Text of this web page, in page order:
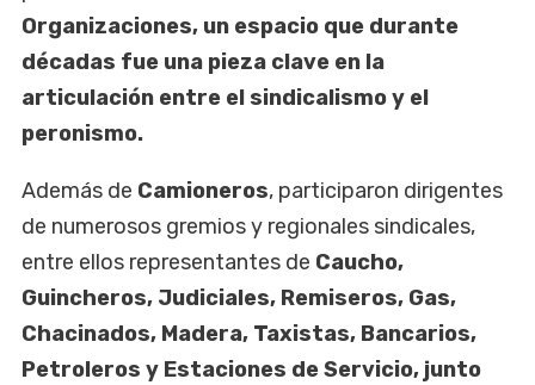
Organizaciones, un espacio que durante
décadas fue una pieza clave en la
articulación entre el sindicalismo y el
peronismo.
Además de Camioneros, participaron dirigentes
de numerosos gremios y regionales sindicales,
entre ellos representantes de Caucho,
Guincheros, Judiciales, Remiseros, Gas,
Chacinados, Madera, Taxistas, Bancarios,
Petroleros y Estaciones de Servicio, junto